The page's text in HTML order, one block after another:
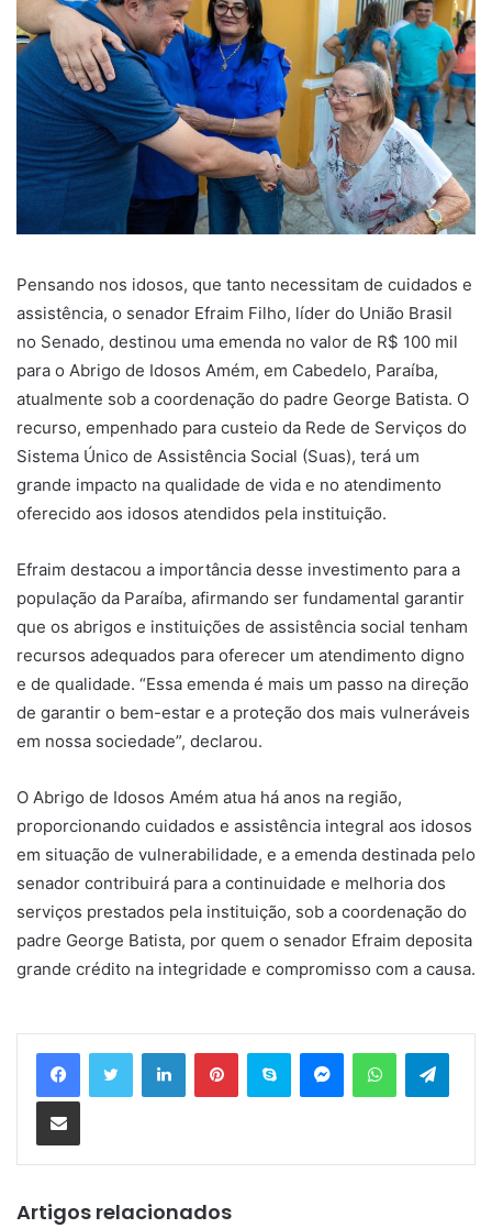
Pensando nos idosos, que tanto necessitam de cuidados e
assistência, o senador Efraim Filho, líder do União Brasil
no Senado, destinou uma emenda no valor de R$ 100 mil
para o Abrigo de Idosos Amém, em Cabedelo, Paraíba,
atualmente sob a coordenação do padre George Batista. O
recurso, empenhado para custeio da Rede de Serviços do
Sistema Único de Assistência Social (Suas), terá um
grande impacto na qualidade de vida e no atendimento
oferecido aos idosos atendidos pela instituição.
Efraim destacou a importância desse investimento para a
população da Paraíba, afirmando ser fundamental garantir
que os abrigos e instituições de assistência social tenham
recursos adequados para oferecer um atendimento digno
e de qualidade. “Essa emenda é mais um passo na direção
de garantir o bem-estar e a proteção dos mais vulneráveis
em nossa sociedade”, declarou.
O Abrigo de Idosos Amém atua há anos na região,
proporcionando cuidados e assistência integral aos idosos
em situação de vulnerabilidade, e a emenda destinada pelo
senador contribuirá para a continuidade e melhoria dos
serviços prestados pela instituição, sob a coordenação do
padre George Batista, por quem o senador Efraim deposita
grande crédito na integridade e compromisso com a causa.
Artigos relacionados